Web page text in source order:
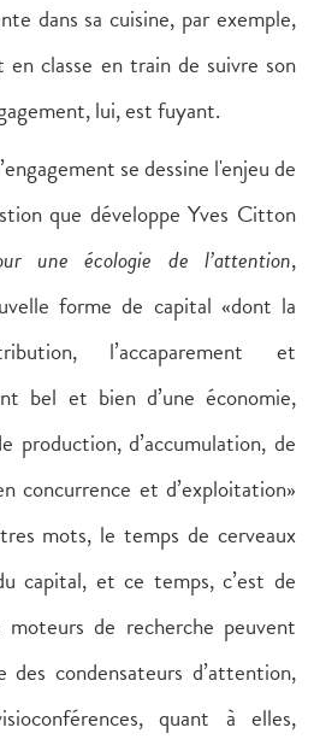
dans sa cuisine, par exemple,
classe en train de suivre son
lui, est fuyant.
se dessine l'enjeu de
que développe Yves Citton
une écologie de l’attention,
forme de capital «dont la
l’accaparement et
bel et bien d’une économie,
production, d’accumulation, de
concurrence et d’exploitation»
mots, le temps de cerveaux
capital, et ce temps, c’est de
moteurs de recherche peuvent
condensateurs d’attention,
quant à elles,